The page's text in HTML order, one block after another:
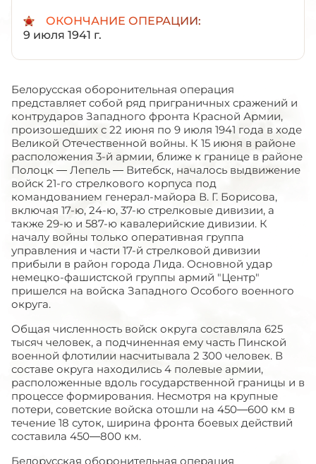
ОКОНЧАНИЕ ОПЕРАЦИИ:
9 июля 1941 г.
Белорусская оборонительная операция
представляет собой ряд приграничных сражений и
контрударов Западного фронта Красной Армии,
произошедших с 22 июня по 9 июля 1941 года в ходе
Великой Отечественной войны. К 15 июня в районе
расположения 3-й армии, ближе к границе в районе
Полоцк — Лепель — Витебск, началось выдвижение
войск 21-го стрелкового корпуса под
командованием генерал-майора В. Г. Борисова,
включая 17-ю, 24-ю, 37-ю стрелковые дивизии, а
также 29-ю и 587-ю кавалерийские дивизии. К
началу войны только оперативная группа
управления и части 17-й стрелковой дивизии
прибыли в район города Лида. Основной удар
немецко-фашистской группы армий "Центр"
пришелся на войска Западного Особого военного
округа.
Общая численность войск округа составляла 625
тысяч человек, а подчиненная ему часть Пинской
военной флотилии насчитывала 2 300 человек. В
составе округа находились 4 полевые армии,
расположенные вдоль государственной границы и в
процессе формирования. Несмотря на крупные
потери, советские войска отошли на 450—600 км в
течение 18 суток, ширина фронта боевых действий
составила 450—800 км.
Белорусская оборонительная операция